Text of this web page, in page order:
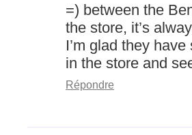
=) between the
the store, it’s
I’m glad they
in the store and
Répondre